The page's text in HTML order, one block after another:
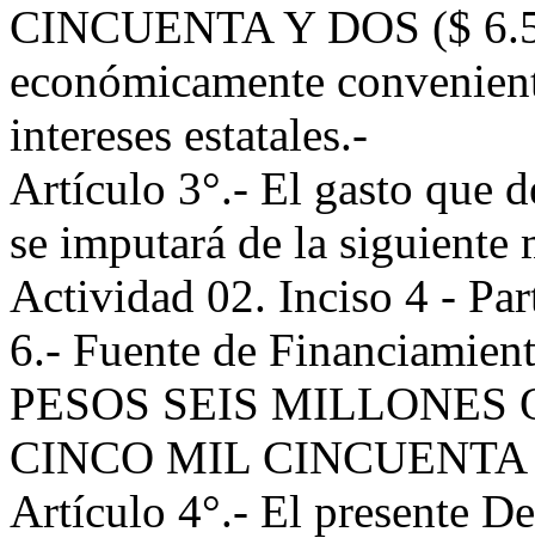
CINCUENTA Y DOS ($
económicamente
intereses estatales.-
Artículo 3°.- El gasto que
se imputará de la siguiente
Actividad 02. Inciso 4 -
6.- Fuente de
PESOS SEIS MILLONES
CINCO MIL CINCUENTA
Artículo 4°.- El presente